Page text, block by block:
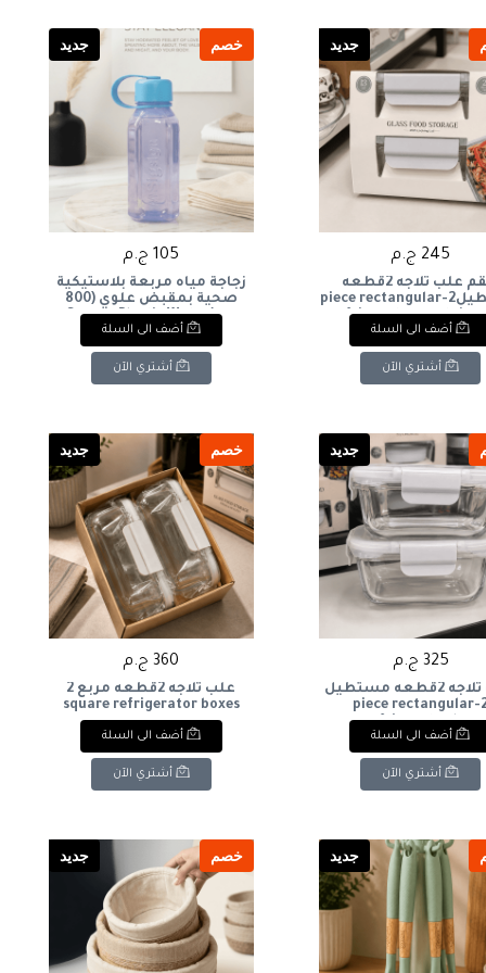
جديد
245 ج.م
طقم علب ثلاجه 2قطعه
مستطيل2-piece rectangular
refrigerator container
أضف الى السلة
أشتري الآن
خصم جديد
105 ج.م
زجاجة مياه مربعة بلاستيكية
صحية بمقبض علوي (800
مل)Square Plastic Water
Bottle with Top Handle (800
ml)
أضف الى السلة
أشتري الآن
جديد
325 ج.م
علبه ثلاجه 2قطعه مستطيل
2-piece rectangular
refrigerator box
أضف الى السلة
أشتري الآن
خصم جديد
360 ج.م
علب ثلاجه 2قطعه مربع 2
square refrigerator boxes
أضف الى السلة
أشتري الآن
جديد خصم جديد